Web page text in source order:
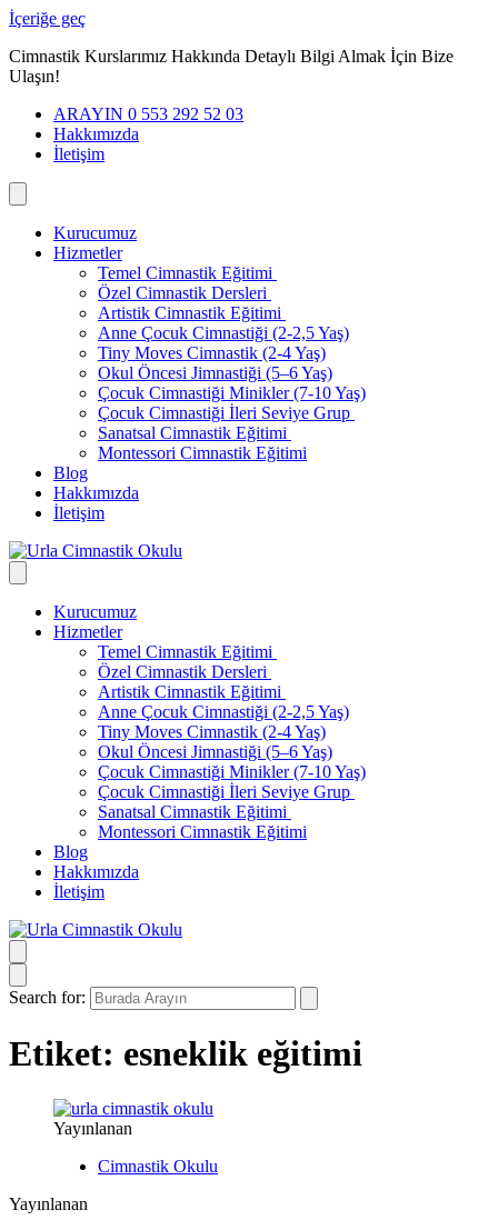
İçeriğe geç
Cimnastik Kurslarımız Hakkında Detaylı Bilgi Almak İçin Bize
Ulaşın!
ARAYIN 0 553 292 52 03
Hakkımızda
İletişim
Kurucumuz
Hizmetler
Temel Cimnastik Eğitimi
Özel Cimnastik Dersleri
Artistik Cimnastik Eğitimi
Anne Çocuk Cimnastiği (2-2,5 Yaş)
Tiny Moves Cimnastik (2-4 Yaş)
Okul Öncesi Jimnastiği (5–6 Yaş)
Çocuk Cimnastiği Minikler (7-10 Yaş)
Çocuk Cimnastiği İleri Seviye Grup
Sanatsal Cimnastik Eğitimi
Montessori Cimnastik Eğitimi
Blog
Hakkımızda
İletişim
Kurucumuz
Hizmetler
Temel Cimnastik Eğitimi
Özel Cimnastik Dersleri
Artistik Cimnastik Eğitimi
Anne Çocuk Cimnastiği (2-2,5 Yaş)
Tiny Moves Cimnastik (2-4 Yaş)
Okul Öncesi Jimnastiği (5–6 Yaş)
Çocuk Cimnastiği Minikler (7-10 Yaş)
Çocuk Cimnastiği İleri Seviye Grup
Sanatsal Cimnastik Eğitimi
Montessori Cimnastik Eğitimi
Blog
Hakkımızda
İletişim
Search for:
Etiket: esneklik eğitimi
Yayınlanan
Cimnastik Okulu
Yayınlanan